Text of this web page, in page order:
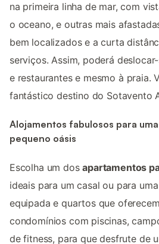
na primeira linha de mar, com
o oceano, e outras mais
bem localizados e a curta
serviços. Assim, poderá
e restaurantes e mesmo à praia.
fantástico destino do Sotavento
Alojamentos fabulosos para
pequeno oásis
Escolha um dosapartamentos
ideais para um casal ou para
equipada e quartos que
condomínios com piscinas,
de fitness, para que desfrute de